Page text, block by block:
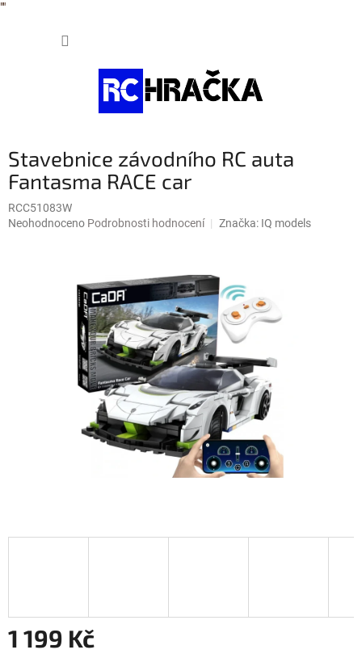
""
Stavebnice závodního RC auta
Fantasma RACE car
RCC51083W
Průměrné
Neohodnoceno Podrobnosti hodnocení Značka: IQ models
1 199 Kč